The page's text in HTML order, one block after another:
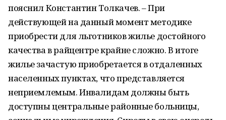
пояснил Константин Толкачев. – При
действующей на данный момент методике
приобрести для льготников жилье достойного
качества в райцентре крайне сложно. В итоге
жилье зачастую приобретается в отдаленных
населенных пунктах, что представляется
неприемлемым. Инвалидам должны быть
доступны центральные районные больницы,